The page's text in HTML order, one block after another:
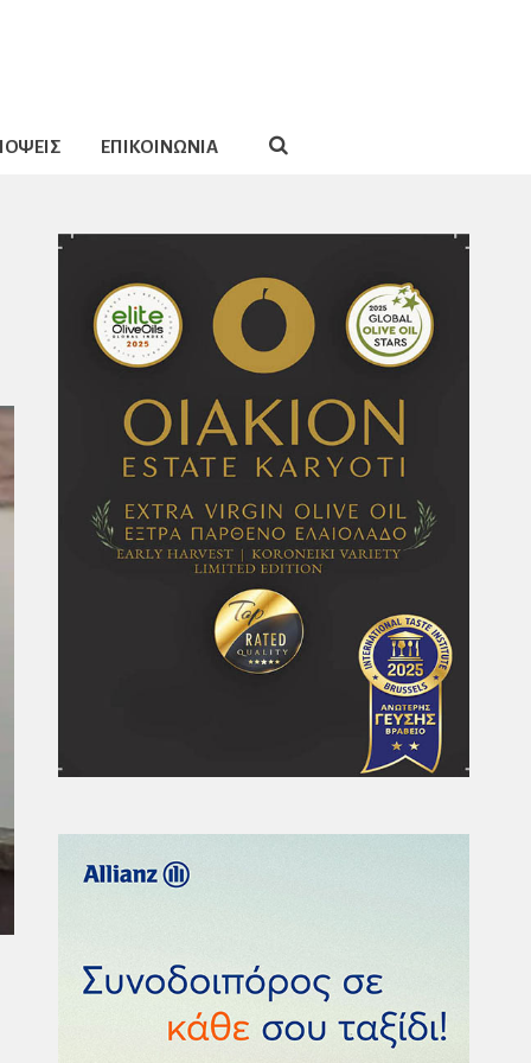
ΕΠΙΚΟΙΝΩΝΙΑ